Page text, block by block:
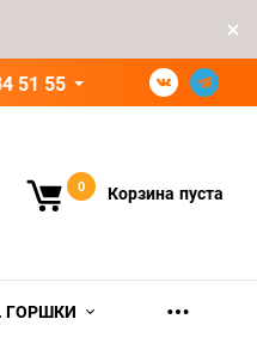
51 55
0 Корзина пуста
ГОРШКИ